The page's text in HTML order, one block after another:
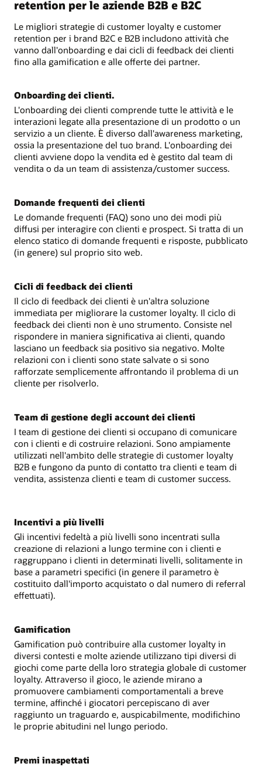
retention per le aziende B2B e B2C
Le migliori strategie di customer loyalty e customer
retention per i brand B2C e B2B includono attività che
vanno dall'onboarding e dai cicli di feedback dei clienti
fino alla gamification e alle offerte dei partner.
Onboarding dei clienti.
L'onboarding dei clienti comprende tutte le attività e le
interazioni legate alla presentazione di un prodotto o un
servizio a un cliente. È diverso dall'awareness marketing,
ossia la presentazione del tuo brand. L'onboarding dei
clienti avviene dopo la vendita ed è gestito dal team di
vendita o da un team di assistenza/customer success.
Domande frequenti dei clienti
Le domande frequenti (FAQ) sono uno dei modi più
diffusi per interagire con clienti e prospect. Si tratta di un
elenco statico di domande frequenti e risposte, pubblicato
(in genere) sul proprio sito web.
Cicli di feedback dei clienti
Il ciclo di feedback dei clienti è un'altra soluzione
immediata per migliorare la customer loyalty. Il ciclo di
feedback dei clienti non è uno strumento. Consiste nel
rispondere in maniera significativa ai clienti, quando
lasciano un feedback sia positivo sia negativo. Molte
relazioni con i clienti sono state salvate o si sono
rafforzate semplicemente affrontando il problema di un
cliente per risolverlo.
Team di gestione degli account dei clienti
I team di gestione dei clienti si occupano di comunicare
con i clienti e di costruire relazioni. Sono ampiamente
utilizzati nell'ambito delle strategie di customer loyalty
B2B e fungono da punto di contatto tra clienti e team di
vendita, assistenza clienti e team di customer success.
Incentivi a più livelli
Gli incentivi fedeltà a più livelli sono incentrati sulla
creazione di relazioni a lungo termine con i clienti e
raggruppano i clienti in determinati livelli, solitamente in
base a parametri specifici (in genere il parametro è
costituito dall'importo acquistato o dal numero di referral
effettuati).
Gamification
Gamification può contribuire alla customer loyalty in
diversi contesti e molte aziende utilizzano tipi diversi di
giochi come parte della loro strategia globale di customer
loyalty. Attraverso il gioco, le aziende mirano a
promuovere cambiamenti comportamentali a breve
termine, affinché i giocatori percepiscano di aver
raggiunto un traguardo e, auspicabilmente, modifichino
le proprie abitudini nel lungo periodo.
Premi inaspettati